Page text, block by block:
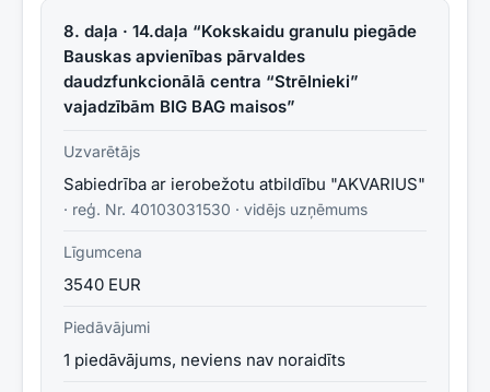
8. daļa · 14.daļa “Kokskaidu granulu piegāde
Bauskas apvienības pārvaldes
daudzfunkcionālā centra “Strēlnieki”
vajadzībām BIG BAG maisos”
Uzvarētājs
Sabiedrība ar ierobežotu atbildību "AKVARIUS"
· reģ. Nr. 40103031530 · vidējs uzņēmums
Līgumcena
3540 EUR
Piedāvājumi
1 piedāvājums, neviens nav noraidīts